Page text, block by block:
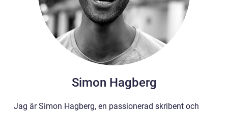
Simon Hagberg
Jag är Simon Hagberg, en passionerad skribent och